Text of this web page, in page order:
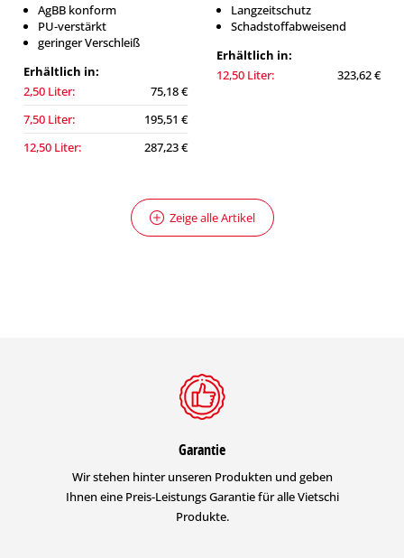
AgBB konform
PU-verstärkt
geringer Verschleiß
Erhältlich in:
2,50 Liter:
75,18 €
7,50 Liter:
195,51 €
12,50 Liter:
287,23 €
Langzeitschutz
Schadstoffabweisend
Erhältlich in:
12,50 Liter:
323,62 €
Zeige alle Artikel
Garantie
Wir stehen hinter unseren Produkten und geben
Ihnen eine Preis-Leistungs Garantie für alle Vietschi
Produkte.